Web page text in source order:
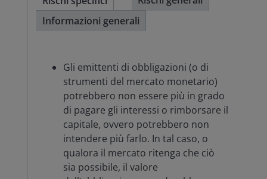
Informazioni generali
Gli emittenti di obbligazioni (o di
strumenti del mercato monetario)
potrebbero non essere più in grado
di pagare gli interessi o rimborsare il
capitale, ovvero potrebbero non
intendere più farlo. In tal caso, o
qualora il mercato ritenga che ciò
sia possibile, il valore